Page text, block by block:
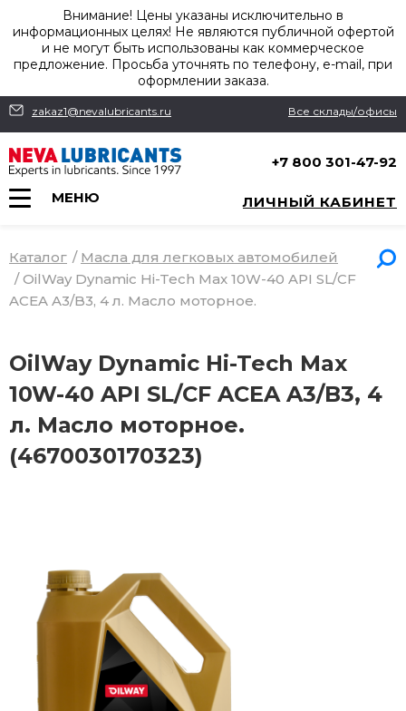
Внимание! Цены указаны исключительно в
информационных целях! Не являются публичной офертой
и не могут быть использованы как коммерческое
предложение. Просьба уточнять по телефону, e-mail, при
оформлении заказа.
zakaz1@nevalubricants.ru Все склады/офисы
+7 800 301-47-92
МЕНЮ ЛИЧНЫЙ КАБИНЕТ
Каталог / Масла для легковых автомобилей
/ OilWay Dynamic Hi-Tech Max 10W-40 API SL/CF
ACEA A3/B3, 4 л. Масло моторное.
OilWay Dynamic Hi-Tech Max
10W-40 API SL/CF ACEA A3/B3, 4
л. Масло моторное.
(4670030170323)